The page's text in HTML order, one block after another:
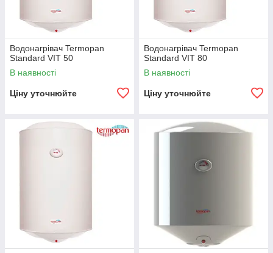
Водонагрівач Termopan
Standard VIT 50
В наявності
Ціну уточнюйте
Водонагрівач Termopan
Standard VIT 80
В наявності
Ціну уточнюйте